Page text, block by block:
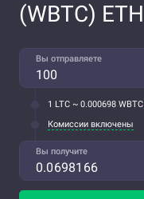
(WBTC) ETH
Вы отправляете
1 LTC ~ 0.000698 WBTC
Комиссии включены
Вы получите